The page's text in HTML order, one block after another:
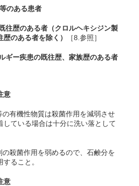
のある患者
歴のある者（クロルヘキシジン製
のある者を除く）
［8.参照］
ー疾患の既往歴、家族歴のある者
意
有機性物質は殺菌作用を減弱させ
している場合は十分に洗い落として
殺菌作用を弱めるので、石鹸分を
ること。
意